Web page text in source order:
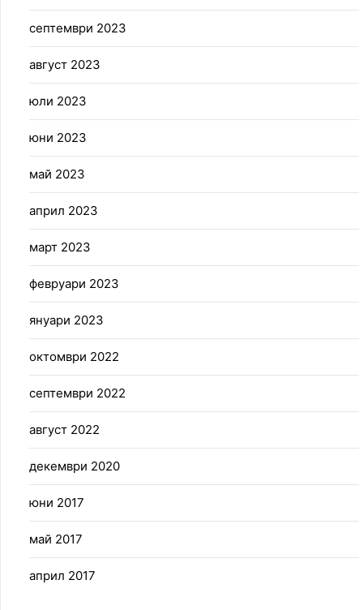
септември 2023
август 2023
юли 2023
юни 2023
май 2023
април 2023
март 2023
февруари 2023
януари 2023
октомври 2022
септември 2022
август 2022
декември 2020
юни 2017
май 2017
април 2017